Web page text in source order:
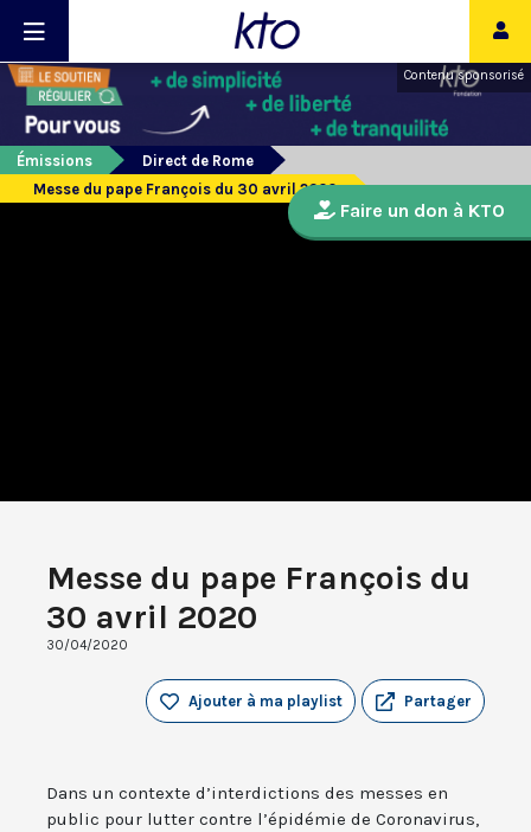
Contenu sponsorisé
Émissions
Direct de Rome
Messe du pape François du 30 avril 2020
Messe du pape François du
30 avril 2020
30/04/2020
Partager
Ajouter à ma playlist
Dans un contexte d’interdictions des messes en
public pour lutter contre l’épidémie de Coronavirus,
Faire un don à KTO